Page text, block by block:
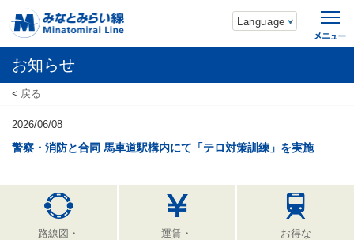
Language
お知らせ
戻る
2026/06/08
警察・消防と合同 馬車道駅構内にて「テロ対策訓練」を実施
路線図・
運賃・
お得な